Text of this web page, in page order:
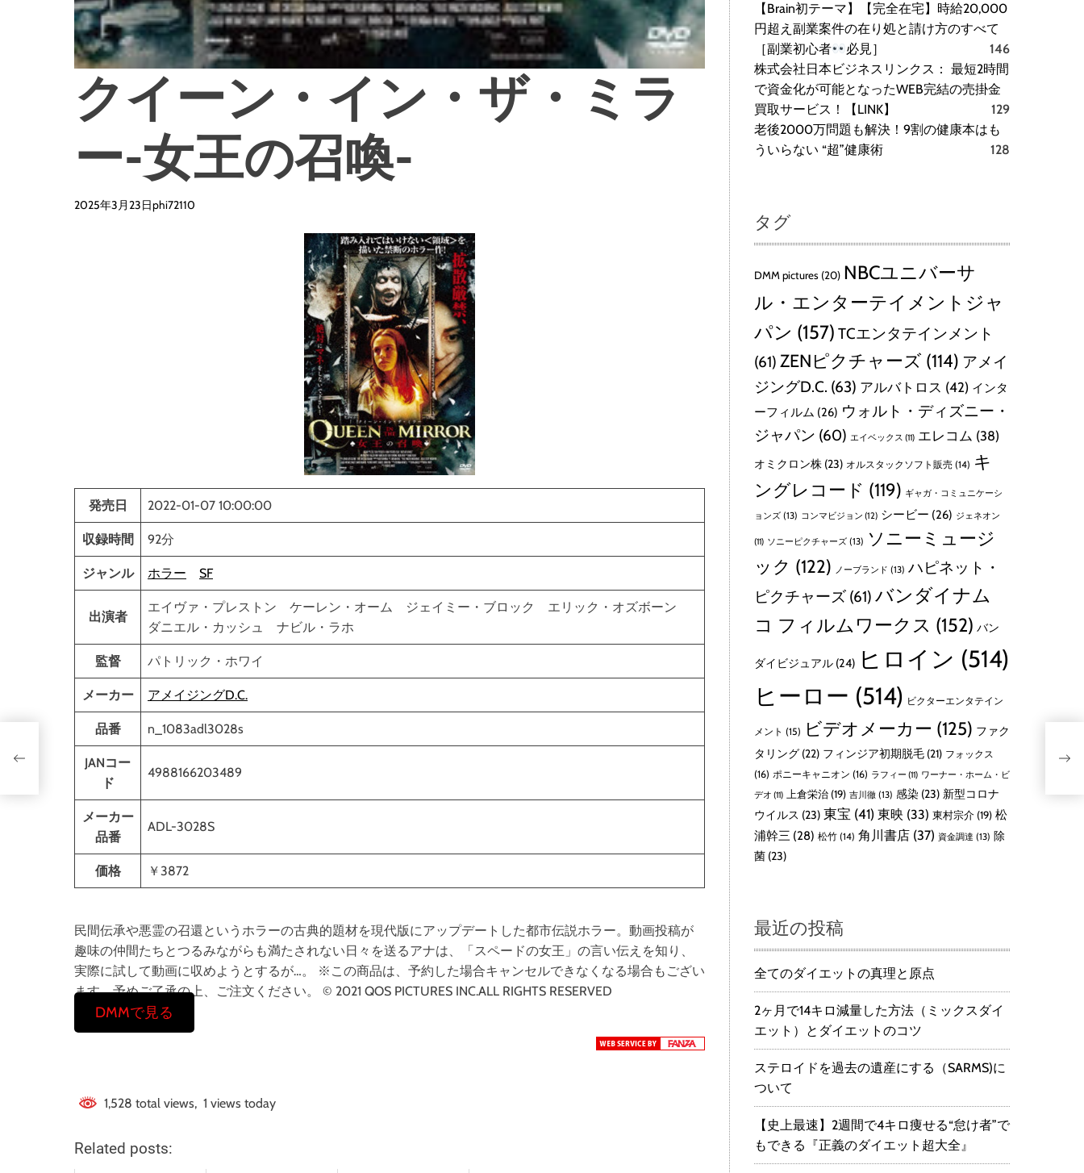
クイーン・イン・ザ・ミラ
ー-女王の召喚-
2025年3月23日phi72110
発売日 2022-01-07 10:00:00
収録時間 92分
ジャンル ホラー SF
出演者
エイヴァ・プレストン ケーレン・オーム ジェイミー・ブロック エリック・オズボーン
ダニエル・カッシュ ナビル・ラホ
監督 パトリック・ホワイ
メーカー アメイジングD.C.
品番 n_1083adl3028s
JANコー
ド
4988166203489
メーカー
品番
ADL-3028S
価格 ￥3872
民間伝承や悪霊の召還というホラーの古典的題材を現代版にアップデートした都市伝説ホラー。動画投稿が
趣味の仲間たちとつるみながらも満たされない日々を送るアナは、「スペードの女王」の言い伝えを知り、
実際に試して動画に収めようとするが…。 ※この商品は、予約した場合キャンセルできなくなる場合もござい
ます。予めご了承の上、ご注文ください。 © 2021 QOS PICTURES INC.ALL RIGHTS RESERVED
DMMで見る
1,528 total views, 1 views today
Related posts:
【Brain初テーマ】【完全在宅】時給20,000
円超え副業案件の在り処と請け方のすべて
［副業初心者
必見］
146
株式会社日本ビジネスリンクス： 最短2時間
で資金化が可能となったWEB完結の売掛金
買取サービス！【LINK】
129
老後2000万問題も解決！9割の健康本はも
ういらない “超”健康術
128
タグ
DMM pictures (20) NBCユニバーサ
ル・エンターテイメントジャ
パン (157) TCエンタテインメント
(61) ZENピクチャーズ (114) アメイ
ジングD.C. (63) アルバトロス (42) インタ
ーフィルム (26) ウォルト・ディズニー・
ジャパン (60) エイベックス (11) エレコム (38)
オミクロン株 (23) オルスタックソフト販売 (14) キ
ングレコード (119) ギャガ・コミュニケーシ
ョンズ (13) コンマビジョン (12) シービー (26) ジェネオン
(11) ソニーピクチャーズ (13) ソニーミュージ
ック (122) ノーブランド (13) ハピネット・
ピクチャーズ (61) バンダイナム
コ フィルムワークス (152) バン
ダイビジュアル (24) ヒロイン (514)
ヒーロー (514) ビクターエンタテイン
メント (15) ビデオメーカー (125) ファク
タリング (22) フィンジア初期脱毛 (21) フォックス
(16) ポニーキャニオン (16) ラフィー (11) ワーナー・ホーム・ビ
デオ (11) 上倉栄治 (19) 吉川徹 (13) 感染 (23) 新型コロナ
ウイルス (23) 東宝 (41) 東映 (33) 東村宗介 (19) 松
浦幹三 (28) 松竹 (14) 角川書店 (37) 資金調達 (13) 除
菌 (23)
最近の投稿
全てのダイエットの真理と原点
2ヶ月で14キロ減量した方法（ミックスダイ
エット）とダイエットのコツ
ステロイドを過去の遺産にする（SARMS)に
ついて
【史上最速】2週間で4キロ痩せる“怠け者”で
もできる『正義のダイエット超大全』
星
宙